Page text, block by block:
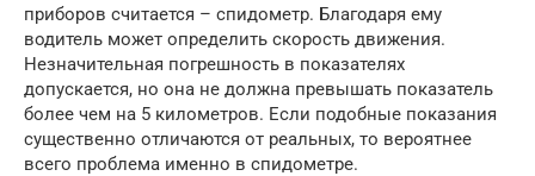
приборов считается – спидометр. Благодаря ему
водитель может определить скорость движения.
Незначительная погрешность в показателях
допускается, но она не должна превышать показатель
более чем на 5 километров. Если подобные показания
существенно отличаются от реальных, то вероятнее
всего проблема именно в спидометре.